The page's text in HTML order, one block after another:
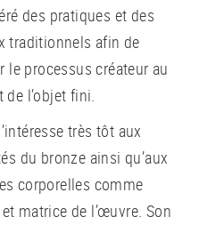
des pratiques et des
traditionnels afin de
le processus créateur au
l’objet fini.
très tôt aux
du bronze ainsi qu’aux
corporelles comme
matrice de l’œuvre. Son